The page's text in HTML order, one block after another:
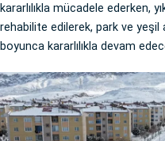
kararlılıkla mücadele ederken,
rehabilite edilerek, park ve yeşil
boyunca kararlılıkla devam